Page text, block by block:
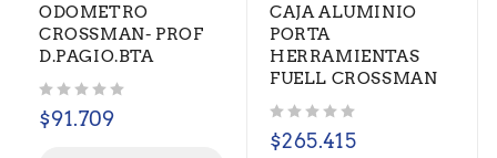
ODOMETRO
CROSSMAN- PROF
D.PAGIO.BTA
$91.709
CAJA ALUMINIO
PORTA
HERRAMIENTAS
FUELL CROSSMAN
$265.415